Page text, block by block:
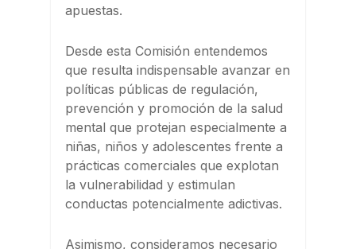
apuestas.
Desde esta Comisión entendemos
que resulta indispensable avanzar en
políticas públicas de regulación,
prevención y promoción de la salud
mental que protejan especialmente a
niñas, niños y adolescentes frente a
prácticas comerciales que explotan
la vulnerabilidad y estimulan
conductas potencialmente adictivas.
Asimismo, consideramos necesario